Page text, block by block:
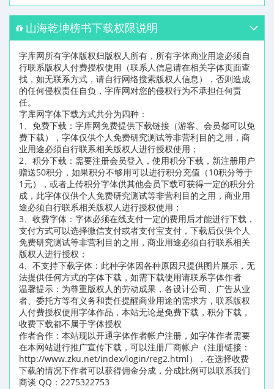
山海乾坤榜书下载权限说明
字库网所有字体版权归版权人所有，所有字体商业用途必须自
行联系版权人付费授权使用（联系人信息请在相关字体页面查
找，如无联系方式，请自行网络搜索版权人信息），否则造成
的任何侵权责任自负，字库网对您的侵权行为不承担任何责
任。
字库网字体下载方式共分为四种：
1、免费下载：字库网免费提供下载链接（游客、会员都可以免
费下载），字体仅供个人免费研究测试等非营利目的之用，商
业用途必须自行联系相关版权人进行授权使用；
2、积分下载：需要注册会员登入，使用积分下载，新注册用户
赠送50积分，如果积分不够用可以进行积分充值（10积分等于
1元），或者上传积分字体供其他会员下载可获得一定的积分分
成，此字体仅供个人免费研究测试等非营利目的之用，商业用
途必须自行联系相关版权人进行授权使用；
3、收费字体：字体必须在线支付一定的费用后才能进行下载，
支付方式可以选择微信支付或者支付宝支付，下载后仅供个人
免费研究测试等非营利目的之用，商业用途必须自行联系相关
版权人进行授权；
4、不支持下载字体：此种字体因各种原因只提供图片展示，无
法提供任何方式的字体下载，如需下载使用请联系字体作者
温馨提示：为尊重版权人的劳动成果，各设计公司、广告从业
者、委托方等有义务和责任提醒商业用途的需求方，联系版权
人付费授权使用字体作品，本站无论是免费下载，积分下载，
收费下载都不属于字体授权
作者合作：本站现以开通字体作者帐户注册，如字体作者需要
在本网站进行推广宣传下载，可以注册厂商帐户（注册链接：
http://www.zku.net/index/login/reg2.html），在选择收费
下载的情况下作者可以获得佣金分成，分成比例可以联系我们
商谈 QQ：2275322753